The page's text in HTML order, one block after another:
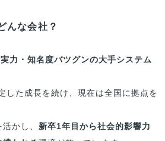
んな会社？
力・知名度バツグンの大手システム
した成長を続け、現在は全国に拠点を
かし、 新卒1年目から社会的影響力